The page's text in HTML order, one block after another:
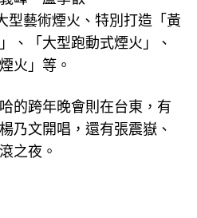
型藝術煙火、特別打造「黃
、「大型跑動式煙火」、
火」等。
的跨年晚會則在台東，有
乃文開唱，還有張震嶽、
之夜。